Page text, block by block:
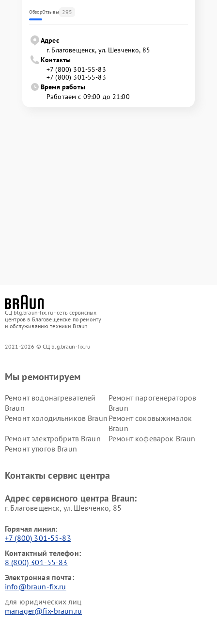
ОбзорОтзывы 295
Адрес
г. Благовещенск, ул. Шевченко, 85
Контакты
+7 (800) 301-55-83
+7 (800) 301-55-83
Время работы
Работаем с 09:00 до 21:00
СЦ blg.braun-fix.ru - сеть сервисных
центров в Благовещенске по ремонту
и обслуживанию техники Braun
2021-2026 © СЦ blg.braun-fix.ru
Мы ремонтируем
Ремонт водонагревателей
Braun
Ремонт парогенераторов
Braun
Ремонт холодильников Braun Ремонт соковыжималок
Braun
Ремонт электробритв Braun
Ремонт кофеварок Braun
Ремонт утюгов Braun
Контакты сервис центра
Адрес сервисного центра Braun:
г. Благовещенск, ул. Шевченко, 85
Горячая линия:
+7 (800) 301-55-83
Контактный телефон:
8 (800) 301-55-83
Электронная почта:
info@braun-fix.ru
для юридических лиц
manager@fix-braun.ru